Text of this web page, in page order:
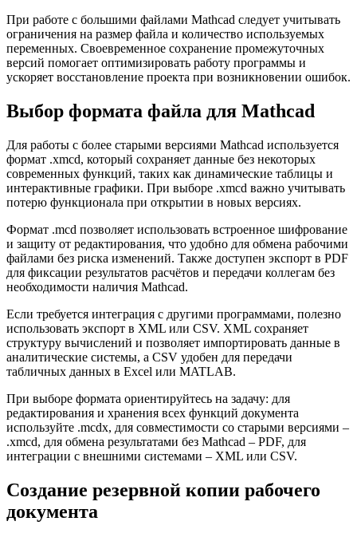
При работе с большими файлами Mathcad следует учитывать
ограничения на размер файла и количество используемых
переменных. Своевременное сохранение промежуточных
версий помогает оптимизировать работу программы и
ускоряет восстановление проекта при возникновении ошибок.
Выбор формата файла для Mathcad
Для работы с более старыми версиями Mathcad используется
формат .xmcd, который сохраняет данные без некоторых
современных функций, таких как динамические таблицы и
интерактивные графики. При выборе .xmcd важно учитывать
потерю функционала при открытии в новых версиях.
Формат .mcd позволяет использовать встроенное шифрование
и защиту от редактирования, что удобно для обмена рабочими
файлами без риска изменений. Также доступен экспорт в PDF
для фиксации результатов расчётов и передачи коллегам без
необходимости наличия Mathcad.
Если требуется интеграция с другими программами, полезно
использовать экспорт в XML или CSV. XML сохраняет
структуру вычислений и позволяет импортировать данные в
аналитические системы, а CSV удобен для передачи
табличных данных в Excel или MATLAB.
При выборе формата ориентируйтесь на задачу: для
редактирования и хранения всех функций документа
используйте .mcdx, для совместимости со старыми версиями –
.xmcd, для обмена результатами без Mathcad – PDF, для
интеграции с внешними системами – XML или CSV.
Создание резервной копии рабочего
документа